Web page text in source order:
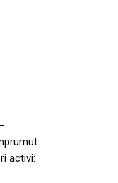
activi: